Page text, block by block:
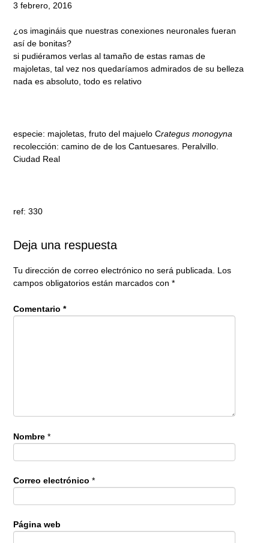
3 febrero, 2016
¿os imagináis que nuestras conexiones neuronales fueran
así de bonitas?
si pudiéramos verlas al tamaño de estas ramas de
majoletas, tal vez nos quedaríamos admirados de su belleza
nada es absoluto, todo es relativo
especie: majoletas, fruto del majuelo Crategus monogyna
recolección: camino de de los Cantuesares. Peralvillo.
Ciudad Real
ref: 330
Deja una respuesta
Tu dirección de correo electrónico no será publicada.
Los
campos obligatorios están marcados con *
Comentario *
Nombre *
Correo electrónico *
Página web